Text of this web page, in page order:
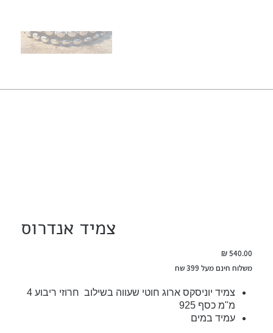
צמיד אנדרוס
מחיר
משלוח חינם מעל 399 שח
צמיד יוניסקס ארוג חוטי שעווה בשילוב חרוזי ריבוע 4
מ"מ כסף 925
עמיד במים